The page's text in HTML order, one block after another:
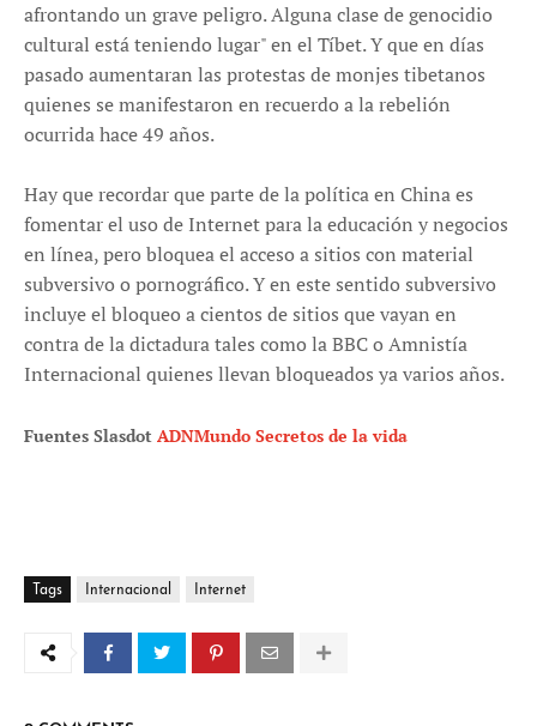
afrontando un grave peligro. Alguna clase de genocidio
cultural está teniendo lugar" en el Tíbet. Y que en días
pasado aumentaran las protestas de monjes tibetanos
quienes se manifestaron en recuerdo a la rebelión
ocurrida hace 49 años.
Hay que recordar que parte de la política en China es
fomentar el uso de Internet para la educación y negocios
en línea, pero bloquea el acceso a sitios con material
subversivo o pornográfico. Y en este sentido subversivo
incluye el bloqueo a cientos de sitios que vayan en
contra de la dictadura tales como la BBC o Amnistía
Internacional quienes llevan bloqueados ya varios años.
Fuentes Slasdot ADNMundo Secretos de la vida
Tags Internacional Internet